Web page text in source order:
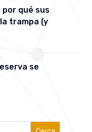
por qué sus
trampa (y
se